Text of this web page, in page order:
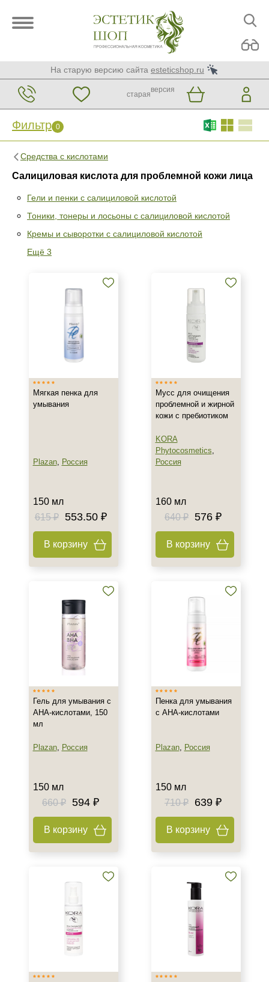
На старую версию сайта esteticshop.ru
старая
версия
Фильтр 0
Средства с кислотами
Салициловая кислота для проблемной кожи лица
Гели и пенки с салициловой кислотой
Тоники, тонеры и лосьоны с салициловой кислотой
Кремы и сыворотки с салициловой кислотой
Ещё 3
Фильтр 0
салициловой кислотой
салициловой кислотой
ARDEMI
BIOTIME
Страна
Испания
Россия
Показать еще
Тип товара
Джесснера
Молочный
Показать еще
Класс косметики
Корейская
Профессиональная
Тип кожи
Любой возраст
Мягкая пенка для
умывания
Plazan, Россия
150 мл
615 ₽
553.50 ₽
В корзину
Мусс для очищения
проблемной и жирной
кожи с пребиотиком
KORA
Phytocosmetics,
Россия
160 мл
640 ₽ 576 ₽
В корзину
Гель для умывания с
АНА-кислотами, 150
мл
Plazan, Россия
150 мл
660 ₽ 594 ₽
В корзину
Пенка для умывания
с AHA-кислотами
Plazan, Россия
150 мл
710 ₽
639 ₽
В корзину